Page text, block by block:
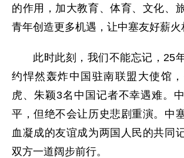
的作用，加大教育、体育、文化、
青年创造更多机遇，让中塞友好薪火
此时此刻，我们不能忘记，25
约悍然轰炸中国驻南联盟大使馆
虎、朱颖3名中国记者不幸遇难。
平，但绝不会让历史悲剧重演。中
血凝成的友谊成为两国人民的共同
双方一道阔步前行。